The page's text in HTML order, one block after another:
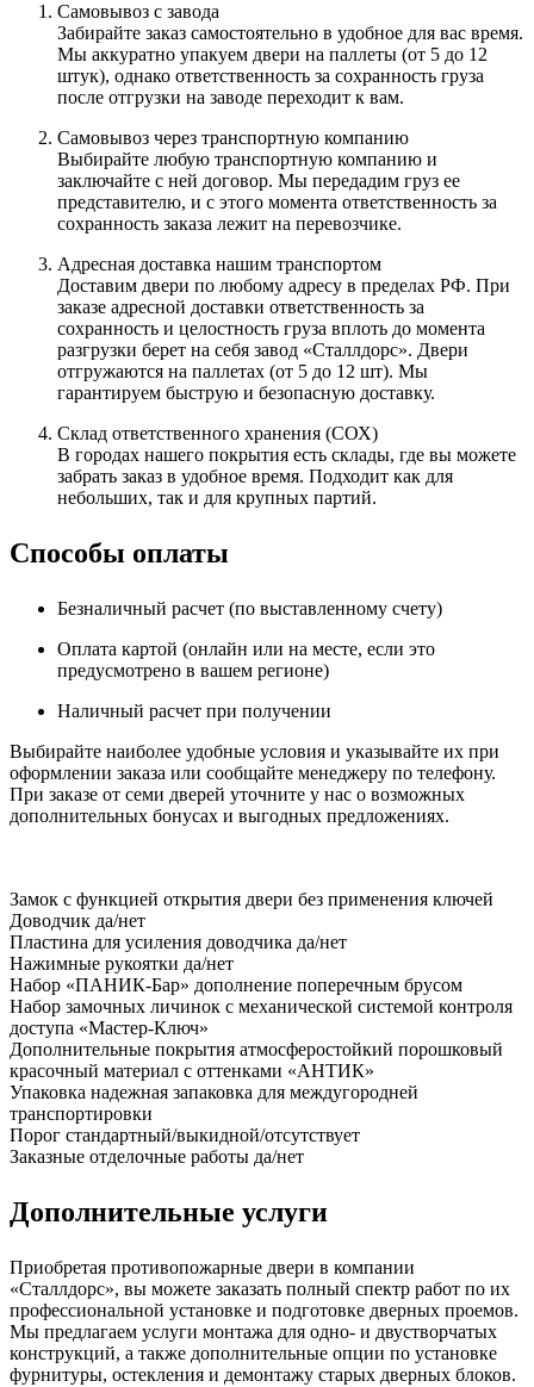
Самовывоз с завода
Забирайте заказ самостоятельно в удобное для вас время.
Мы аккуратно упакуем двери на паллеты (от 5 до 12
штук), однако ответственность за сохранность груза
после отгрузки на заводе переходит к вам.
Самовывоз через транспортную компанию
Выбирайте любую транспортную компанию и
заключайте с ней договор. Мы передадим груз ее
представителю, и с этого момента ответственность за
сохранность заказа лежит на перевозчике.
Адресная доставка нашим транспортом
Доставим двери по любому адресу в пределах РФ. При
заказе адресной доставки ответственность за
сохранность и целостность груза вплоть до момента
разгрузки берет на себя завод «Сталлдорс». Двери
отгружаются на паллетах (от 5 до 12 шт). Мы
гарантируем быструю и безопасную доставку.
Склад ответственного хранения (СОХ)
В городах нашего покрытия есть склады, где вы можете
забрать заказ в удобное время. Подходит как для
небольших, так и для крупных партий.
Способы оплаты
Безналичный расчет (по выставленному счету)
Оплата картой (онлайн или на месте, если это
предусмотрено в вашем регионе)
Наличный расчет при получении
Выбирайте наиболее удобные условия и указывайте их при
оформлении заказа или сообщайте менеджеру по телефону.
При заказе от семи дверей уточните у нас о возможных
дополнительных бонусах и выгодных предложениях.
Замок с функцией открытия двери без применения ключей
Доводчик да/нет
Пластина для усиления доводчика да/нет
Нажимные рукоятки да/нет
Набор «ПАНИК-Бар» дополнение поперечным брусом
Набор замочных личинок с механической системой контроля
доступа «Мастер-Ключ»
Дополнительные покрытия атмосферостойкий порошковый
красочный материал с оттенками «АНТИК»
Упаковка надежная запаковка для междугородней
транспортировки
Порог стандартный/выкидной/отсутствует
Заказные отделочные работы да/нет
Дополнительные услуги
Приобретая противопожарные двери в компании
«Сталлдорс», вы можете заказать полный спектр работ по их
профессиональной установке и подготовке дверных проемов.
Мы предлагаем услуги монтажа для одно- и двустворчатых
конструкций, а также дополнительные опции по установке
фурнитуры, остекления и демонтажу старых дверных блоков.